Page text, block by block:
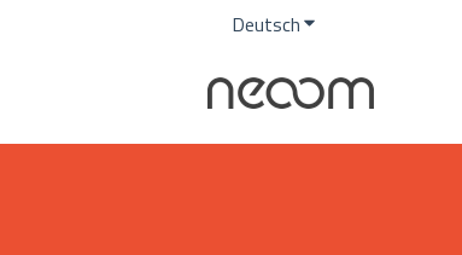
DeutschUntermenü für